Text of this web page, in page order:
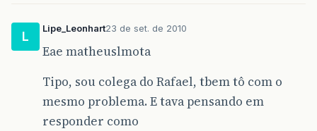
L
Lipe_Leonhart23 de set. de 2010
Eae matheuslmota
Tipo, sou colega do Rafael, tbem tô com o
mesmo problema. E tava pensando em
responder como